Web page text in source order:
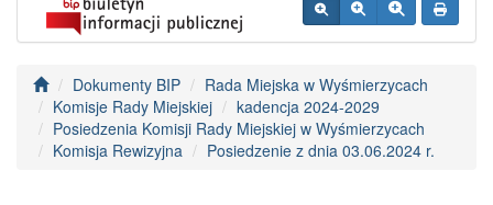
Dokumenty BIP
Rada Miejska w Wyśmierzycach
Komisje Rady Miejskiej
kadencja 2024-2029
Posiedzenia Komisji Rady Miejskiej w Wyśmierzycach
Komisja Rewizyjna
Posiedzenie z dnia 03.06.2024 r.